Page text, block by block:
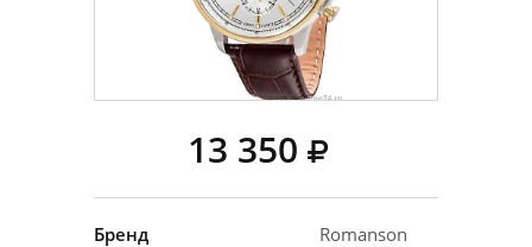
13 350
Бренд
Romanson